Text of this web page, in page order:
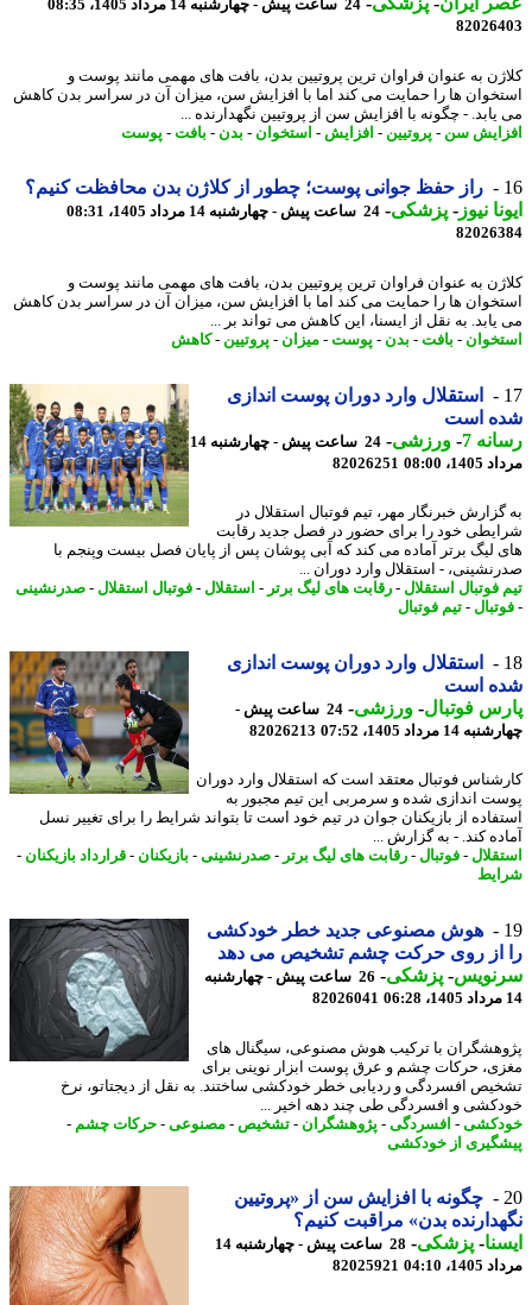
24 ساعت پیش - چهارشنبه 14 مرداد 1405، 08:35
به عنوان فراوان ترین پروتیین بدن، بافت های مهمی مانند پوست و
ها را حمایت می کند اما با افزایش سن، میزان آن در سراسر بدن کاهش
- چگونه با افزایش سن از پروتیین نگهدارنده ...
سن -پروتیین-افزایش -استخوان- بدن -بافت-پوست
راز حفظ جوانی پوست؛ چطور از کلاژن بدن محافظت کنیم؟
نیوز-پزشکی-24 ساعت پیش - چهارشنبه 14 مرداد 1405، 08:31
به عنوان فراوان ترین پروتیین بدن، بافت های مهمی مانند پوست و
ها را حمایت می کند اما با افزایش سن، میزان آن در سراسر بدن کاهش
به نقل از ایسنا، این کاهش می تواند بر ...
- بافت-بدن -پوست-میزان- پروتیین-کاهش
استقلال وارد دوران پوست اندازی
است
7
-ورزشی-
24 ساعت پیش - چهارشنبه 14
08:00
82026251
خبرنگار مهر، تیم فوتبال استقلال در
خود را برای حضور در فصل جدید رقابت
لیگ برتر آماده می کند که آبی پوشان پس از پایان فصل بیست وپنجم با
- استقلال وارد دوران ...
فوتبال استقلال-رقابت های لیگ برتر - استقلال-فوتبال استقلال-صدرنشینی
-تیم فوتبال
استقلال وارد دوران پوست اندازی
است
فوتبال-ورزشی-
24 ساعت پیش -
مرداد 1405، 07:52
82026213
فوتبال معتقد است که استقلال وارد دوران
اندازی شده و سرمربی این تیم مجبور به
از بازیکنان جوان در تیم خود است تا بتواند شرایط را برای تغییر نسل
کند. - به گزارش ...
-فوتبال-رقابت های لیگ برتر - صدرنشینی-بازیکنان-قرارداد بازیکنان-
هوش مصنوعی جدید خطر خودکشی
از روی حرکت چشم تشخیص می دهد
-پزشکی-
26 ساعت پیش - چهارشنبه
82026041
با ترکیب هوش مصنوعی، سیگنال های
حرکات چشم و عرق پوست ابزار نوینی برای
افسردگی و ردیابی خطر خودکشی ساختند. به نقل از دیجتاتو، نرخ
و افسردگی طی چند دهه اخیر ...
-افسردگی -پژوهشگران- تشخیص-مصنوعی-حرکات چشم-
از خودکشی
چگونه با افزایش سن از «پروتیین
بدن» مراقبت کنیم؟
-پزشکی-
28 ساعت پیش - چهارشنبه 14
04:10
82025921